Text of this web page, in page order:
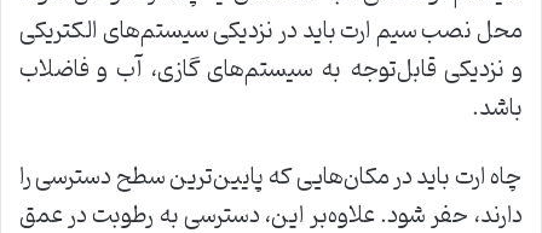
محل نصب سیم ارت باید در نزدیکی سیستم‌های الکتریکی
و نزدیکی قابل‌توجه به سیستم‌های گازی، آب و فاضلاب
باشد.
چاه ارت باید در مکان‌هایی که پایین‌ترین سطح دسترسی را
دارند، حفر شود. علاوه‌بر این، دسترسی به رطوبت در عمق